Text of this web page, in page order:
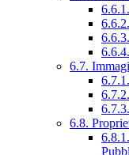
6.7.
6.8.